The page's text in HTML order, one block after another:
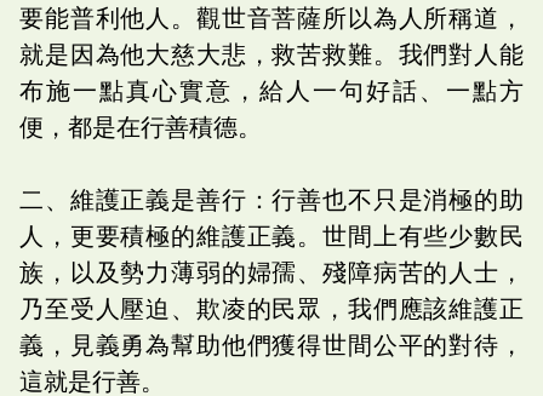
要能普利他人。觀世音菩薩所以為人所稱道，
就是因為他大慈大悲，救苦救難。我們對人能
布施一點真心實意，給人一句好話、一點方
便，都是在行善積德。
二、維護正義是善行：行善也不只是消極的助
人，更要積極的維護正義。世間上有些少數民
族，以及勢力薄弱的婦孺、殘障病苦的人士，
乃至受人壓迫、欺凌的民眾，我們應該維護正
義，見義勇為幫助他們獲得世間公平的對待，
這就是行善。